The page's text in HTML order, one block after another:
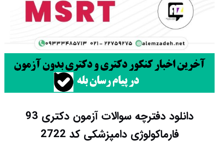
دانلود دفترچه سوالات آزمون دکتری 93
فارماکولوژی دامپزشکی کد 2722